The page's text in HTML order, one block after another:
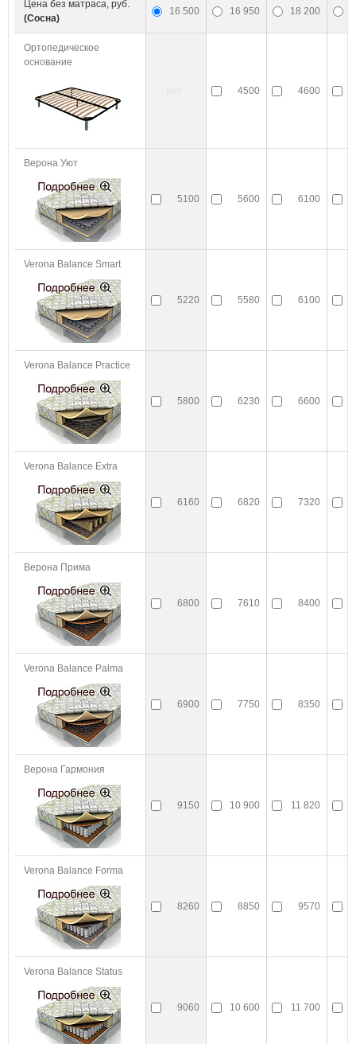
Цена без матраса, руб.
(Сосна)
16 500 16 950 18 200
Ортопедическое
основание
4500 4600
Верона Уют
5100 5600 6100
Verona Balance Smart
5220 5580 6100
Verona Balance Practice
5800 6230 6600
Verona Balance Extra
6160 6820 7320
Верона Прима
6800 7610 8400
Verona Balance Palma
6900 7750 8350
Верона Гармония
9150 10 900 11 820
Verona Balance Forma
8260 8850 9570
Verona Balance Status
9060 10 600 11 700